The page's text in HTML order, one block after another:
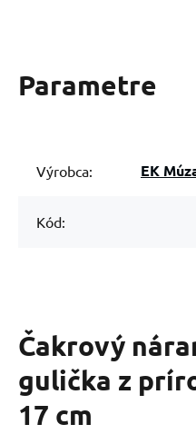
Parametre
Výrobca:
Kód:
Čakrový
gulička z
17 cm